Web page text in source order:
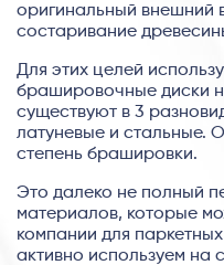
оригинальный внешний
состаривание
Для этих целей
брашировочные диски
существуют в 3
латуневые и стальные.
степень брашировки.
Это далеко не полный
материалов, которые
компании для
активно используем на